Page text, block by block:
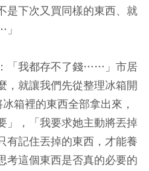
是下次又買同樣的東西、就
「我都存不了錢……」市居
，就讓我們先從整理冰箱開
箱裡的東西全部拿出來，
」，「我要求她主動將丟掉
有記住丟掉的東西，才能養
考這個東西是否真的必要的